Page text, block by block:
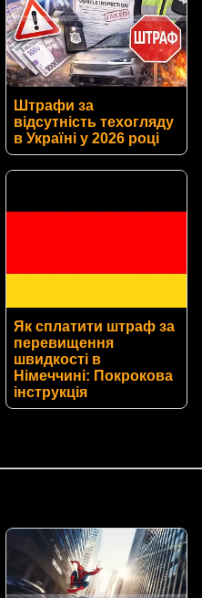
Штрафи за
відсутність техогляду
в Україні у 2026 році
Як сплатити штраф за
перевищення
швидкості в
Німеччині: Покрокова
інструкція